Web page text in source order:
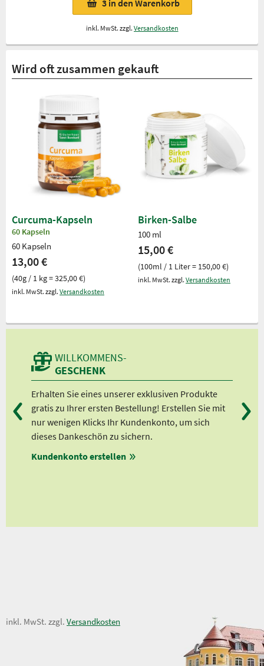
3 in den Warenkorb
inkl. MwSt. zzgl. Versandkosten
Wird oft zusammen gekauft
Curcuma-Kapseln
60 Kapseln
60 Kapseln
13,00 €
(40g / 1 kg = 325,00 €)
inkl. MwSt. zzgl. Versandkosten
Birken-Salbe
100 ml
15,00 €
(100ml / 1 Liter = 150,00 €)
inkl. MwSt. zzgl. Versandkosten
WILLKOMMENS-
GESCHENK
Erhalten Sie eines unserer exklusiven Produkte
gratis zu Ihrer ersten Bestellung! Erstellen Sie mit
nur wenigen Klicks Ihr Kundenkonto, um sich
dieses Dankeschön zu sichern.
Kundenkonto erstellen
Ab
6,50 €
inkl. MwSt. zzgl. Versandkosten